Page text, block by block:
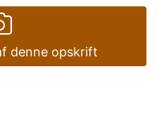
denne opskrift